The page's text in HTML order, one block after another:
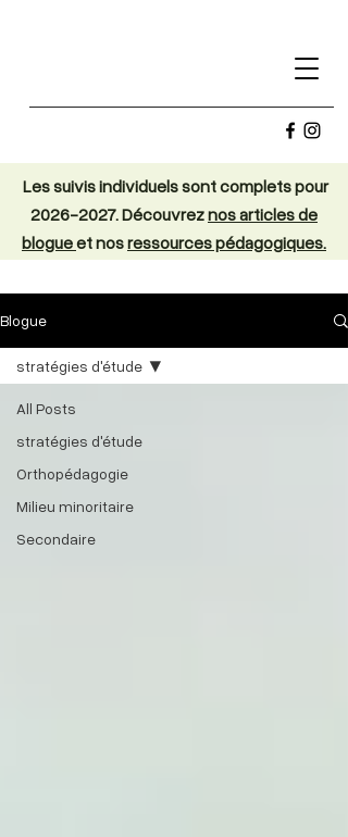
Les suivis individuels sont complets pour
2026-2027. Découvreznos articles de
blogueet nosressources pédagogiques.
Blogue
All Posts
stratégies d'étude
Orthopédagogie
Milieu minoritaire
Secondaire
stratégies d'étude